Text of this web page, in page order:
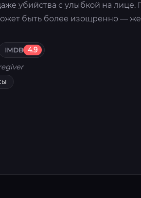
убийства с улыбкой на лице.
быть более изощренно —
IMDB 4.9